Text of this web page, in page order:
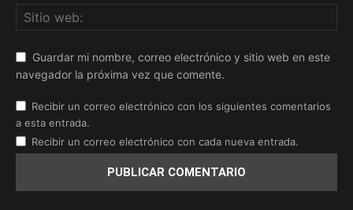
Guardar mi nombre, correo electrónico y sitio web en este
navegador la próxima vez que comente.
Recibir un correo electrónico con los siguientes comentarios
a esta entrada.
Recibir un correo electrónico con cada nueva entrada.